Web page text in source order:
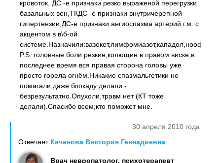
кровоток, ДС -е признаки резко выраженой перегрузки
базальных вен,ТКДС -е признаки внутричерепной
гипертензии,ДС-е признаки ангиоспазма артерий г.м. с
акцентом в в\б-ой
системе.Назначили:вазокет,лимфомиазот,кападол,ноофен.
P.S. головные боли резкие,колющие в правом виске,в
последнее время вся правая сторона головы уже
просто горела огнём.Никакие спазмальгетики не
помагали,даже блокаду делали -
безрезультатно.Опухоли,травм нет (КТ тоже
делали).Спасибо всем,кто поможет мне.
30 апреля 2010 года
Отвечает Качанова Виктория Геннадиевна:
Врач невропатолог, психотерапевт